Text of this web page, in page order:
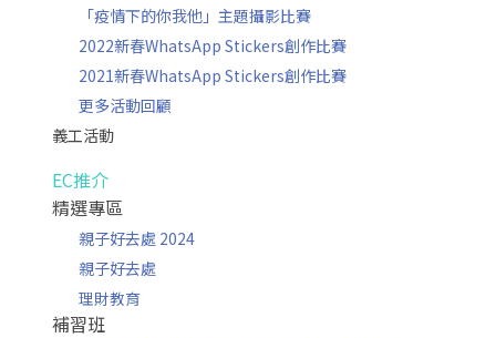
「疫情下的你我他」主題攝影比賽
2022新春WhatsApp Stickers創作比賽
2021新春WhatsApp Stickers創作比賽
更多活動回顧
義工活動
EC推介
精選專區
親子好去處 2024
親子好去處
理財教育
補習班